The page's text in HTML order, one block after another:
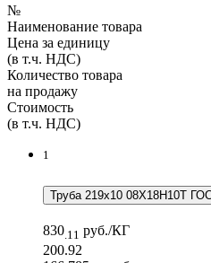
№
Наименование товара
Цена за единицу
(в т.ч. НДС)
Количество товара
на продажу
Стоимость
(в т.ч. НДС)
1
Труба 219х10 08Х18Н10Т
830.11 руб./КГ
200.92